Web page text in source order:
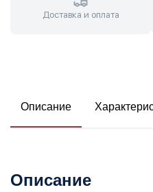
Доставка и оплата
Описание
Описание